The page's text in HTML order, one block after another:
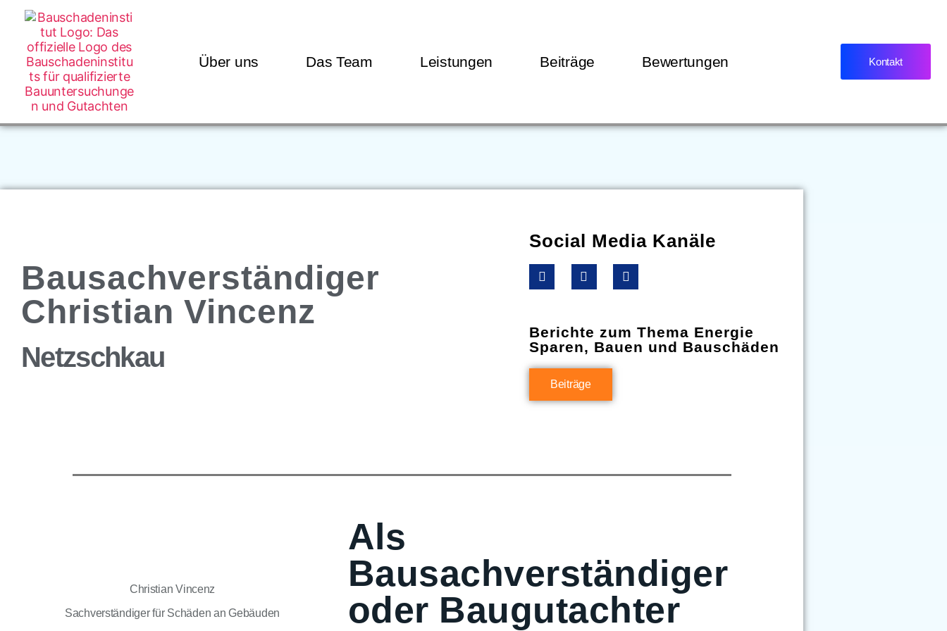
Über uns Das Team Leistungen Beiträge Bewertungen Kontakt
Bausachverständiger
Christian Vincenz
Netzschkau
Social Media Kanäle
Berichte zum Thema Energie
Sparen, Bauen und Bauschäden
Beiträge
Christian Vincenz
Sachverständiger für Schäden an Gebäuden
Als
Bausachverständiger
oder Baugutachter